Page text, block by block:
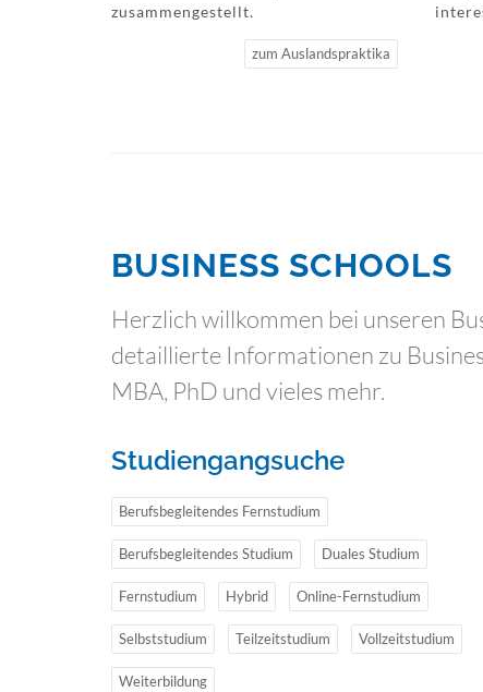
zusammengestellt.
zum Auslandspraktika
BUSINESS SCHOOLS
Herzlich willkommen bei unseren
detaillierte Informationen zu
MBA, PhD und vieles mehr.
Studiengangsuche
Berufsbegleitendes Fernstudium
Berufsbegleitendes Studium Duales Studium
Fernstudium Hybrid Online-Fernstudium
Selbststudium Teilzeitstudium Vollzeitstudium
Weiterbildung